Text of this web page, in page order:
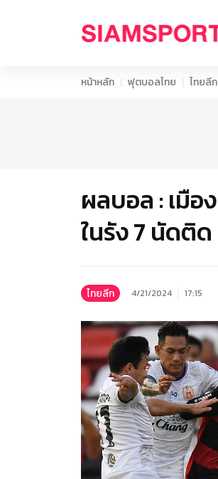
หน้าหลัก ฟุตบอลไทย ไทยลีก
ผลบอล : เมื
ในรัง 7 นัดติด
ไทยลีก 4/21/2024 17:15